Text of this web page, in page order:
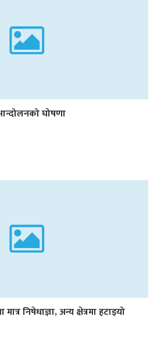
घोषणा
निषेधाज्ञा, अन्य क्षेत्रमा हटाइयो